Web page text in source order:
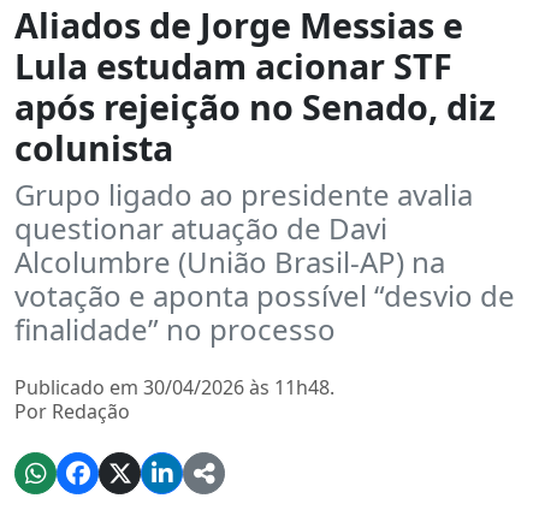
Aliados de Jorge Messias e
Lula estudam acionar STF
após rejeição no Senado, diz
colunista
Grupo ligado ao presidente avalia
questionar atuação de Davi
Alcolumbre (União Brasil-AP) na
votação e aponta possível “desvio de
finalidade” no processo
Publicado em 30/04/2026 às 11h48.
Por Redação